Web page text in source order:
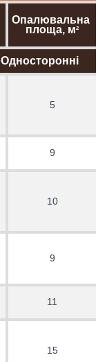
Опалювальна
площа, м²
Односторонні
5
9
10
9
11
15